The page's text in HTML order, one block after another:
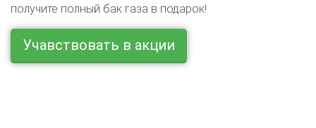
получите полный бак газа в подарок!
Учавствовать в акции